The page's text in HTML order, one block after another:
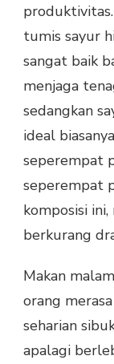
tumis sayur
sangat baik
menjaga
sedangkan
ideal
seperempat
seperempat
komposisi
berkurang
Makan
orang
seharian
apalagi